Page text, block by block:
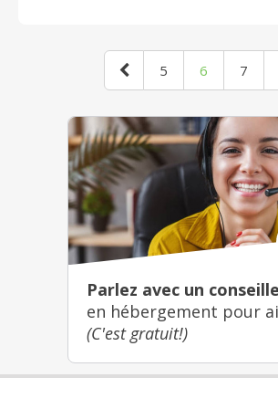
5 6 7
Parlez avec un
en hébergement pour
(C'est gratuit!)